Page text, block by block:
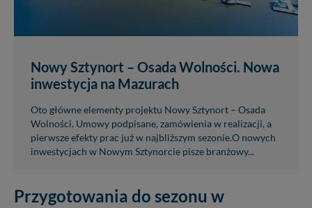
Nowy Sztynort – Osada Wolności. Nowa
inwestycja na Mazurach
Oto główne elementy projektu Nowy Sztynort – Osada
Wolności. Umowy podpisane, zamówienia w realizacji, a
pierwsze efekty prac już w najbliższym sezonie.O nowych
inwestycjach w Nowym Sztynorcie pisze branżowy...
Przygotowania do sezonu w